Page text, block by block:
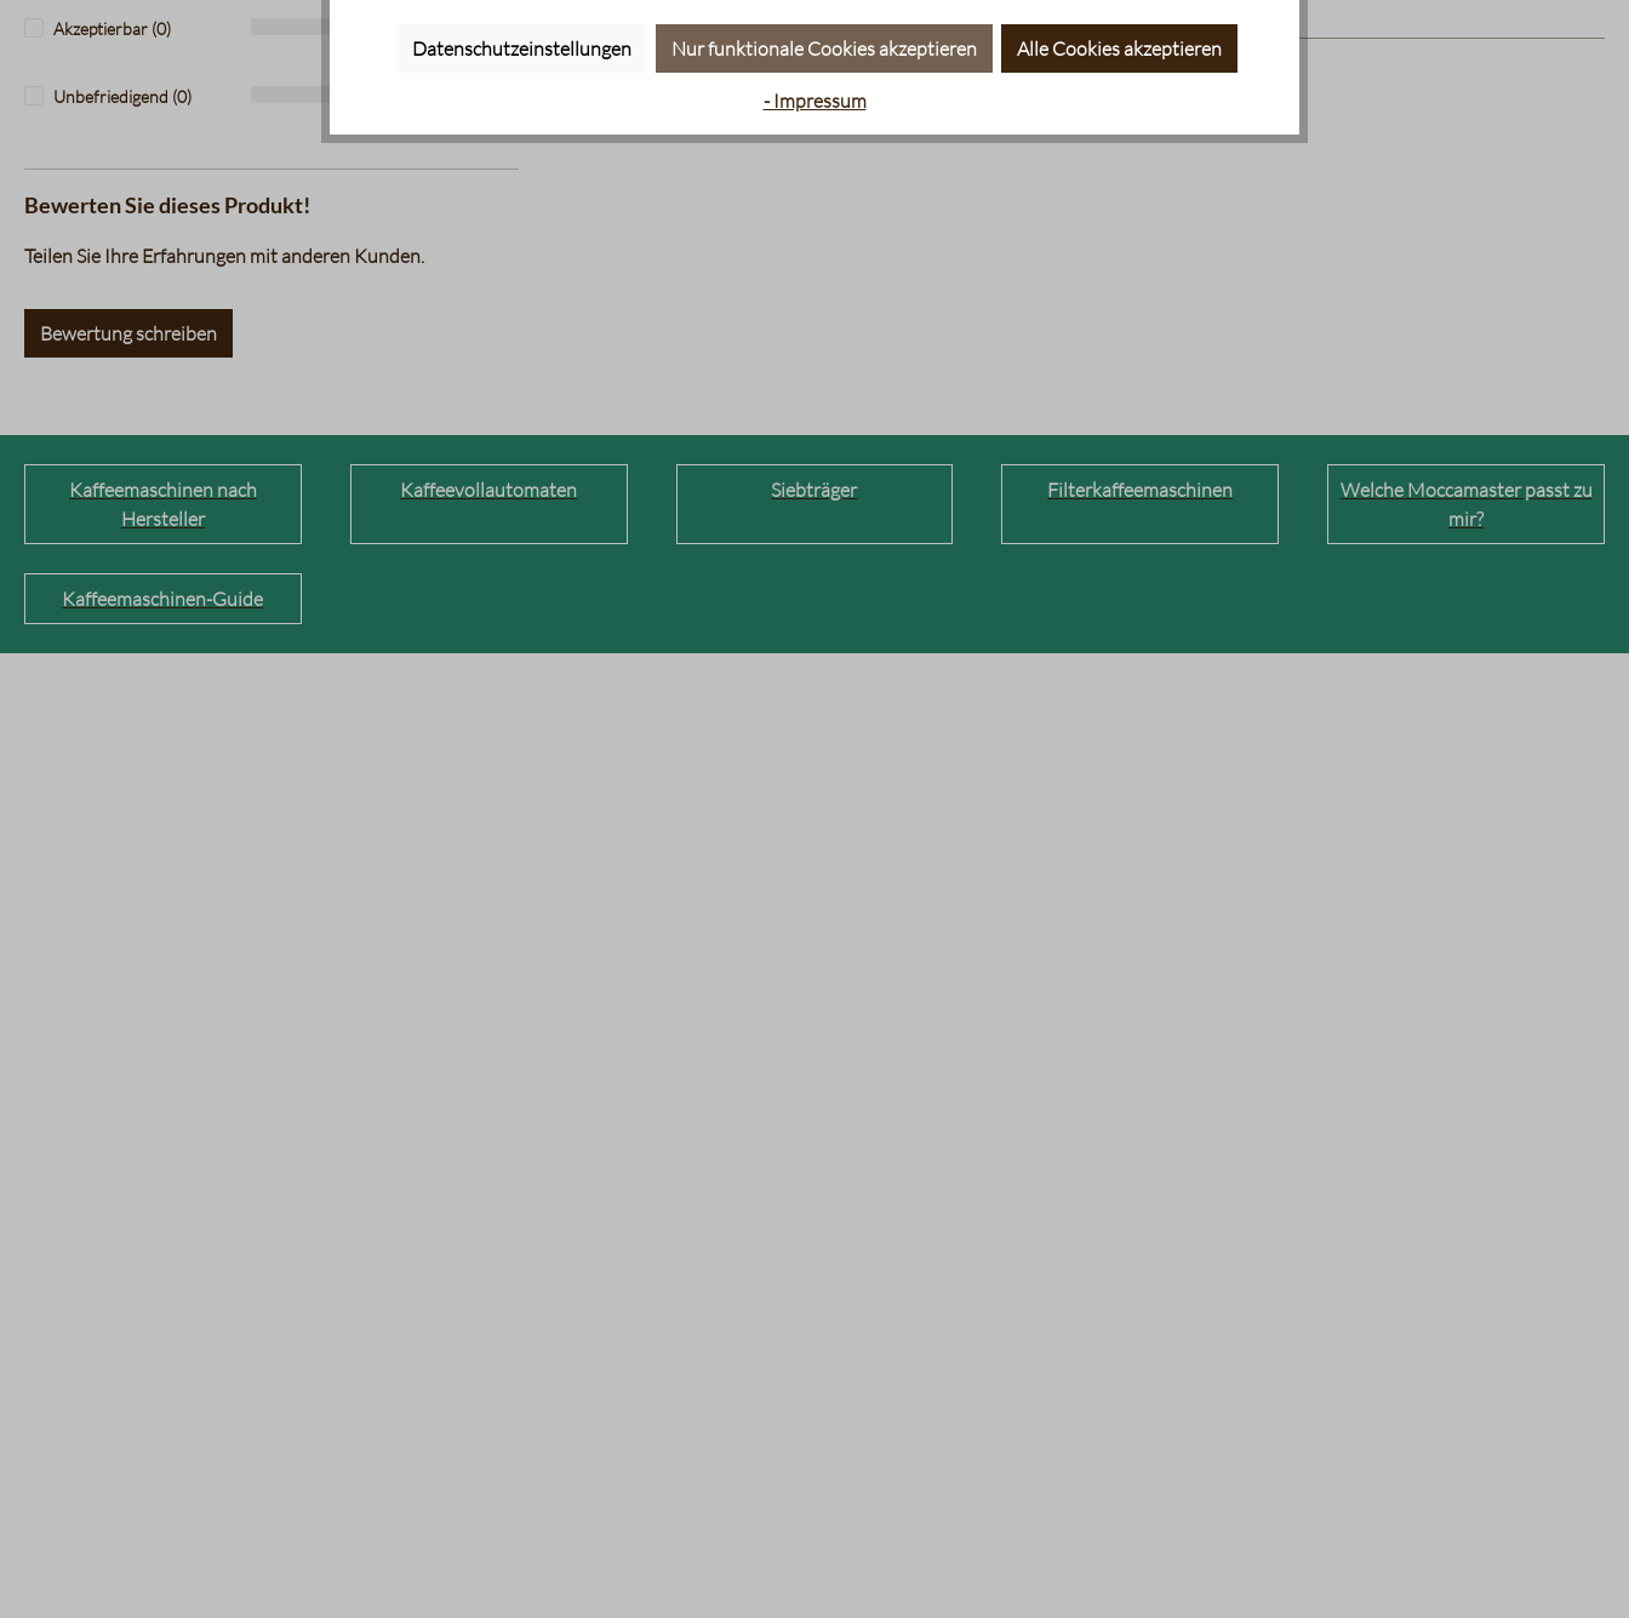
Akzeptierbar (0)
Unbefriedigend (0)
Bewerten Sie dieses Produkt!
Teilen Sie Ihre Erfahrungen mit anderen Kunden.
Bewertung schreiben
Kaffeemaschinen nach
Hersteller
Kaffeevollautomaten Siebträger Filterkaffeemaschinen
Welche Moccamaster passt zu
mir?
Kaffeemaschinen-Guide
Datenschutzeinstellungen Nur funktionale Cookies akzeptieren Alle Cookies akzeptieren
- Impressum